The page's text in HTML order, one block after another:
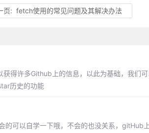
页: fetch使用的常见问题及其解决办法
得许多Github上的信息，以此为基础，我们
历史的功能
可以自学一下哦，不会的也没关系，gitHub